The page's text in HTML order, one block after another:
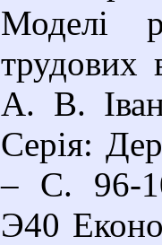
Моделі
трудових
А. В.
Серія:
– С. 96-
Э40